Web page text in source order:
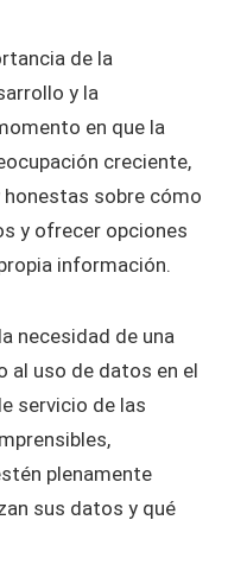
de la
y la
en que la
creciente,
honestas sobre cómo
y ofrecer opciones
información.
necesidad de una
al uso de datos en el
servicio de las
plenamente
sus datos y qué